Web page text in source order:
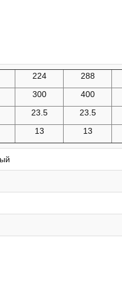
224 288
300 400
23.5 23.5
13 13